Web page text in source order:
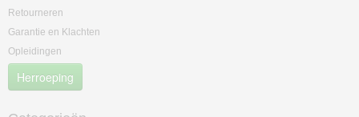
Retourneren
Garantie en Klachten
Opleidingen
Herroeping